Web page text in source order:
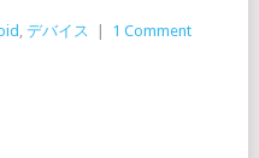
, デバイス 1 Comment